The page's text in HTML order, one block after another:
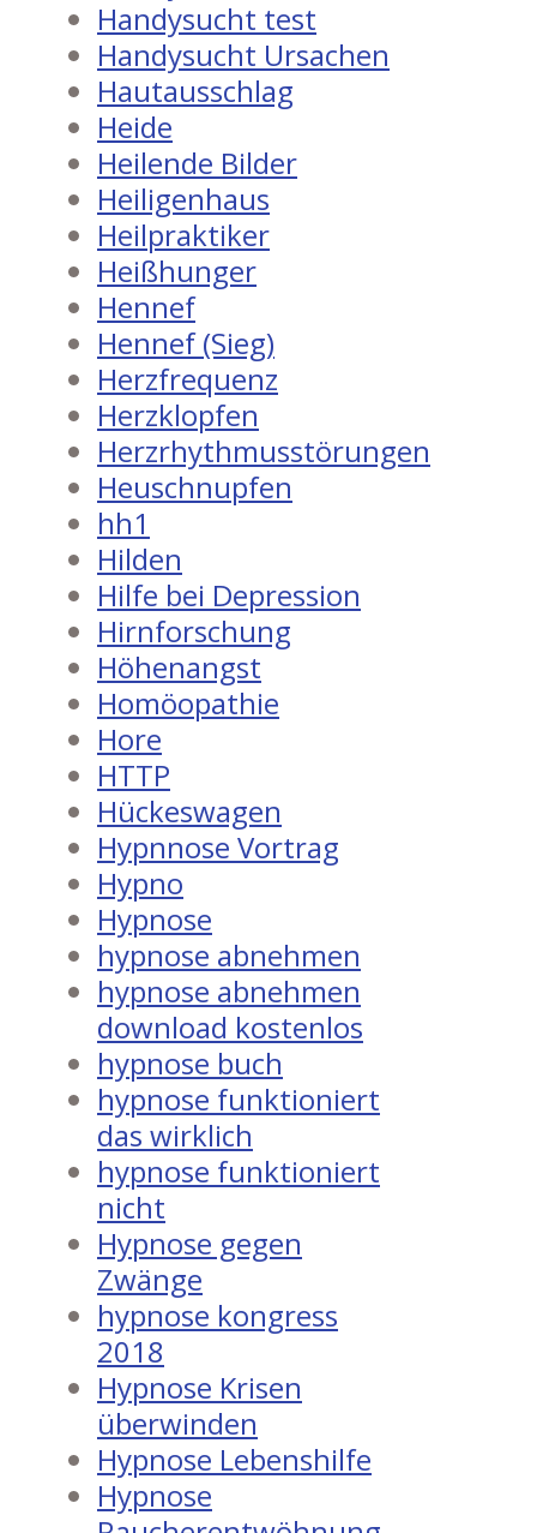
Handysucht test
Handysucht Ursachen
Hautausschlag
Heide
Heilende Bilder
Heiligenhaus
Heilpraktiker
Heißhunger
Hennef
Hennef (Sieg)
Herzfrequenz
Herzklopfen
Herzrhythmusstörungen
Heuschnupfen
hh1
Hilden
Hilfe bei Depression
Hirnforschung
Höhenangst
Homöopathie
Hore
HTTP
Hückeswagen
Hypnnose Vortrag
Hypno
Hypnose
hypnose abnehmen
hypnose abnehmen
download kostenlos
hypnose buch
hypnose funktioniert
das wirklich
hypnose funktioniert
nicht
Hypnose gegen
Zwänge
hypnose kongress
2018
Hypnose Krisen
überwinden
Hypnose Lebenshilfe
Hypnose